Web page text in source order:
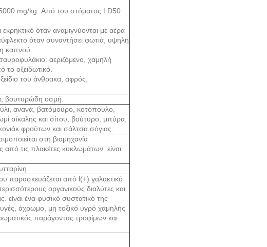
mg/kg. Από του στόματος LD50
όταν αναμιγνύονται με αέρα
όταν συναντήσει φωτιά, υψηλή
καπνού
αεριζόμενο, χαμηλή
οξειδωτικό.
του άνθρακα, αφρός,
βουτυρώδη οσμή.
ανανά, βατόμουρο, κοτόπουλο,
σίκαλης και σίτου, βούτυρο, μπύρα,
φρούτων και σάλτσα σόγιας.
στη βιομηχανία
από τις πλακέτες κυκλωμάτων. είναι
παρασκευάζεται από l(+) γαλακτικό
οργανικούς διαλύτες και
είναι ένα φυσικό συστατικό της
άχρωμο, μη τοξικό υγρό χαμηλής
παράγοντας τροφίμων και